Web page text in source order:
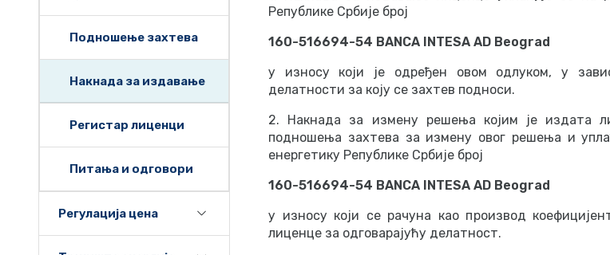
Подношење захтева
Накнада за издавање
Регистар лиценци
Питања и одговори
Регулација цена
Републике Србије број
160-516694-54 BANCA INTESA AD Beograd
у износу који је одређен овом одлуком, у
делатности за коју се захтев подноси.
2. Накнада за измену решења којим је издата
подношења захтева за измену овог решења и
енергетику Републике Србије број
160-516694-54 BANCA INTESA AD Beograd
у износу који се рачуна као производ
лиценце за одговарајућу делатност.